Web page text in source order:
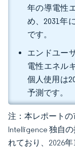
年の導電性
め、2031年
です。
エンドユー
電性エネル
個人使用は
予測です。
注：本レポート
Intelligence 独自
れており、2026